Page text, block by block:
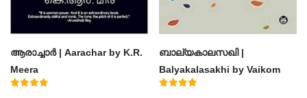
ആരാച്ചാര്‍ | Aarachar by K.R.
Meera
ബാല്യകാലസഖി |
Balyakalasakhi by Vaikom
Muhammad Basheer